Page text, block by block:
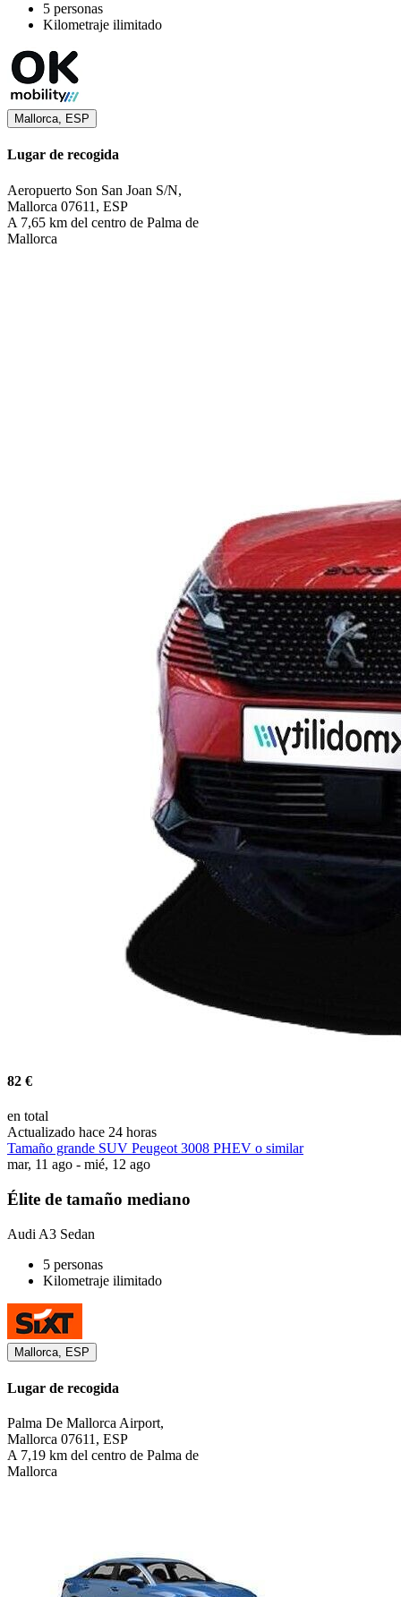
5 personas
Kilometraje ilimitado
Mallorca, ESP
Lugar de recogida
Aeropuerto Son San Joan S/N,
Mallorca 07611, ESP
A 7,65 km del centro de Palma de
Mallorca
82 €
en total
Actualizado hace 24 horas
Tamaño grande SUV Peugeot 3008 PHEV o similar
mar, 11 ago - mié, 12 ago
Élite de tamaño mediano
Audi A3 Sedan
5 personas
Kilometraje ilimitado
Mallorca, ESP
Lugar de recogida
Palma De Mallorca Airport,
Mallorca 07611, ESP
A 7,19 km del centro de Palma de
Mallorca